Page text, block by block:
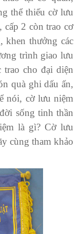
thể thiếu cờ lưu
cấp 2 còn trao cơ
khen thưởng các
trình giao lưu
cho đại diện
quà ghi dấu ấn,
nói, cờ lưu niệm
sống tinh thần
là gì? Cờ lưu
cùng tham khảo